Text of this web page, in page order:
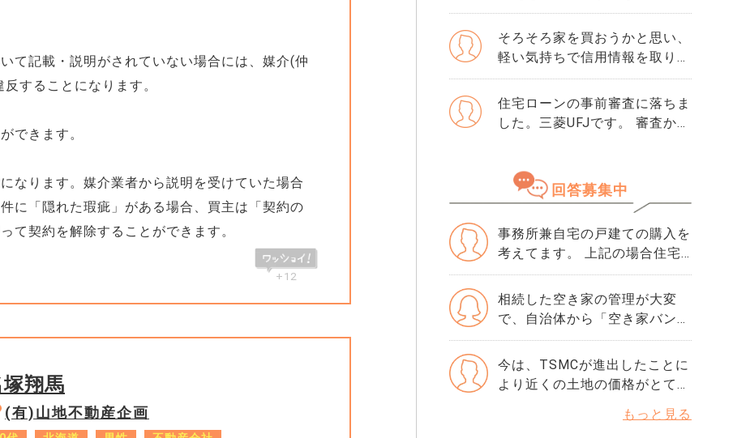
て記載・説明がされていない場合には、媒介(仲
することになります。
できます。
なります。媒介業者から説明を受けていた場合
に「隠れた瑕疵」がある場合、買主は「契約の
て契約を解除することができます。
+12
翔馬
(有)山地不動産企画
か月以内に売却をしたいのです
が、一般媒介と専任媒介で迷っ
ています。 窓口は多い方が買
主が見つかりそうだと思うので
されました。それぞれメリット
デメリットがあれば教えてくだ
そろそろ家を買おうかと思い、
軽い気持ちで信用情報を取り寄
せました。 そこで初めて「ク
レジットガイダンス指数」とい
う数字を見て、自分が500だと
知りました。 正直、この数字
せん。 ただ、ネットで「住宅
ローンはスコアが重要」と読ん
でから、急に不安になりまし
た。 思い当たるのは、数年前
にクレジットカードの引き落と
しが1回だけ遅れたことくらい
です。 ローンやリボ払いもあ
りませんし、借入はほぼゼロで
す。それでも500という数字は
続年数には問題ないと思ってい
るのですが、指数だけで判断さ
れることもありますか？ もし
今から改善できるなら、半年待
住宅ローンの事前審査に落ちま
した。三菱UFJです。 審査から
・購入物件価格は4500万で、
頭金1000万です。 ・滞納歴な
ちゃんと確認してから、次の審
査に申し込んだ方がいいです
か？ 他にりそな銀行かSBI新生
銀行で考えています。 この2つ
の銀行の審査基準や違いなど
も、情報が欲しいです。
回答募集中
事務所兼自宅の戸建ての購入を
考えてます。 上記の場合住宅
ローン投資ローンどちらになり
ますかまたは併用などできます
か。 また、6000万円程度の価
えております。年収500万円の
場合頭金はどの程度必要でしょ
相続した空き家の管理が大変
で、自治体から「空き家バンク
に登録しませんか」と案内され
ました。 ただ、登録すると内
覧対応や修繕提案を求められる
が大きいのではと心配です。
今は、TSMCが進出したことに
より近くの土地の価格がとても
新規で購入したい場合、大雑把
もっと見る